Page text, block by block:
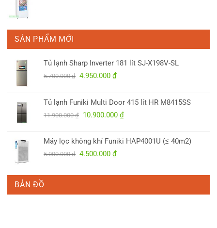
SẢN PHẨM MỚI
Tủ lạnh Sharp Inverter 181 lít SJ-X198V-SL
5.700.000₫ Giá
5.700.000 ₫.
4.950.000 ₫Giá
là:
4.950.000 ₫.
Tủ lạnh Funiki Multi Door 415 lít HR M8415SS
11.900.000₫ Giá
11.900.000 ₫.
10.900.000 ₫Giá
là:
Máy lọc không khí Funiki HAP4001U (≤ 40m2)
5.000.000₫ Giá
là:
4.500.000 ₫Giá
tại
4.500.000 ₫.
BẢN ĐỒ